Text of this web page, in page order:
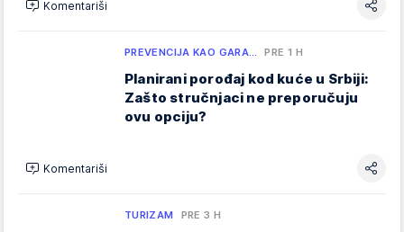
Komentariši
PREVENCIJA KAO GARA… PRE 1 H
Planirani porođaj kod kuće u Srbiji:
Zašto stručnjaci ne preporučuju
ovu opciju?
Komentariši
TURIZAM PRE 3 H